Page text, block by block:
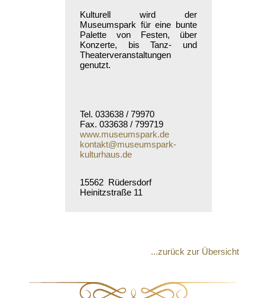
Kulturell wird der
Museumspark für eine bunte
Palette von Festen, über
Konzerte, bis Tanz- und
Theaterveranstaltungen
genutzt.
Tel. 033638 / 79970
Fax. 033638 / 799719
www.museumspark.de
kontakt@museumspark-
kulturhaus.de
15562 Rüdersdorf
Heinitzstraße 11
...zurück zur Übersicht